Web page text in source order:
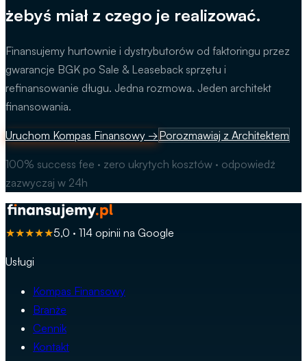
żebyś miał z czego je realizować.
Finansujemy hurtownie i dystrybutorów od faktoringu przez
gwarancje BGK po Sale & Leaseback sprzętu i
refinansowanie długu. Jedna rozmowa. Jeden architekt
finansowania.
Uruchom Kompas Finansowy →Porozmawiaj z Architektem
100% success fee · zero ukrytych kosztów · odpowiedź
zazwyczaj w 24h
★★★★★5,0 · 114 opinii na Google
Usługi
Kompas Finansowy
Branże
Cennik
Kontakt